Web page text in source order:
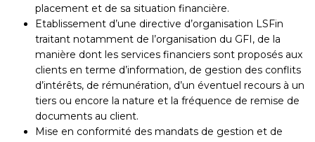
placement et de sa situation financière.
Etablissement d’une directive d’organisation LSFin
traitant notamment de l’organisation du GFI, de la
manière dont les services financiers sont proposés aux
clients en terme d’information, de gestion des conflits
d’intérêts, de rémunération, d’un éventuel recours à un
tiers ou encore la nature et la fréquence de remise de
documents au client.
Mise en conformité des mandats de gestion et de